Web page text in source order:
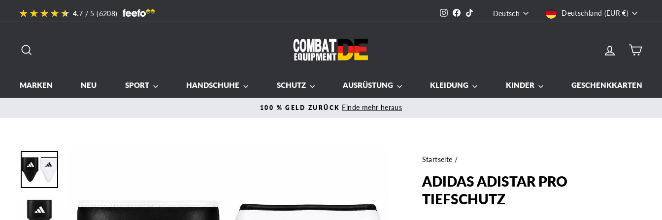
4.7 / 5 (6208) Instagram
Facebook
TikTok SPRACHE
Deutsch WÄHRUNG
Deutschland (EUR €)
EINLOGGEN
MARKEN NEU SPORT HANDSCHUHE SCHUTZ AUSRÜSTUNG KLEIDUNG KINDER GESCHENKKARTEN
Pause
100 % GELD ZURÜCK Finde mehr heraus
Startseite /
ADIDAS ADISTAR PRO
TIEFSCHUTZ